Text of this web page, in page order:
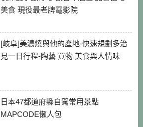
美食 現役最老牌電影院
[岐阜]美濃燒與他的產地-快速規劃多治
見一日行程-陶藝 買物 美食與人情味
日本47都道府縣自駕常用景點
MAPCODE懶人包